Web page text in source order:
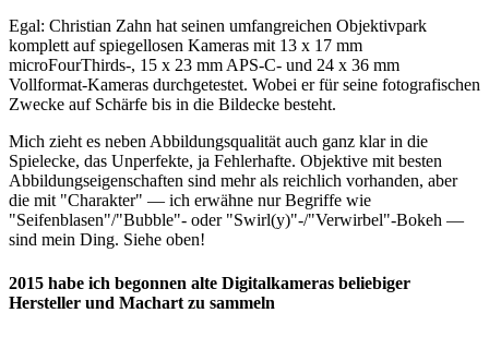
Egal: Christian Zahn hat seinen umfangreichen Objektivpark
komplett auf spiegellosen Kameras mit 13 x 17 mm
microFourThirds-, 15 x 23 mm APS-C- und 24 x 36 mm
Vollformat-Kameras durchgetestet. Wobei er für seine fotografischen
Zwecke auf Schärfe bis in die Bildecke besteht.
Mich zieht es neben Abbildungsqualität auch ganz klar in die
Spielecke, das Unperfekte, ja Fehlerhafte. Objektive mit besten
Abbildungseigenschaften sind mehr als reichlich vorhanden, aber
die mit "Charakter" — ich erwähne nur Begriffe wie
"Seifenblasen"/"Bubble"- oder "Swirl(y)"-/"Verwirbel"-Bokeh —
sind mein Ding. Siehe oben!
2015 habe ich begonnen alte Digitalkameras beliebiger
Hersteller und Machart zu sammeln